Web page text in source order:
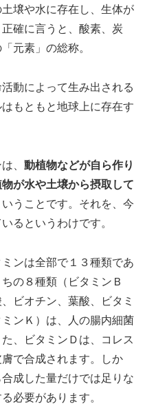
壌や水に存在し、生体が
確に言うと、酸素、炭
元素」の総称。
動によって生み出される
もともと地球上に存在す
、 動植物などが自ら作り
が水や土壌から摂取して
いうことです。それを、今
るというわけです。
ンは全部で１３種類であ
の８種類（ビタミンＢ
ビオチン、葉酸、ビタミ
ンＫ）は、人の腸内細菌
、ビタミンＤは、コレス
で合成されます。しか
成した量だけでは足りな
必要があります。